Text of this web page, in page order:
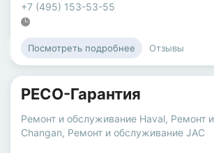
+7 (495) 153-53-55
Посмотреть подробнее Отзывы
РЕСО-Гарантия
Ремонт и обслуживание Haval, Ремонт
Changan, Ремонт и обслуживание JAC